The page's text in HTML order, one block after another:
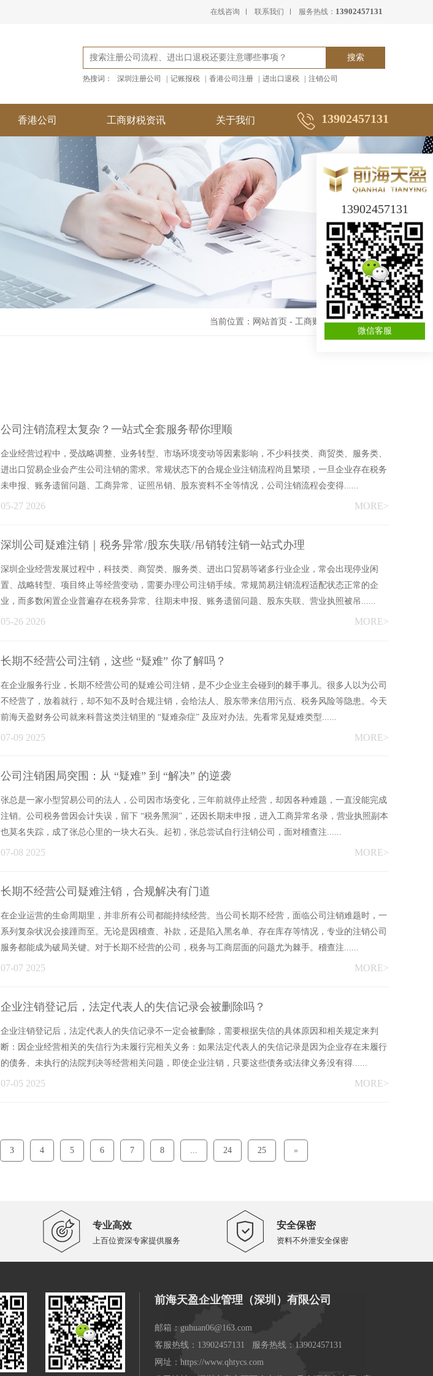
在线咨询 联系我们 服务热线： 13902457131
热搜词： 深圳注册公司 记账报税 香港公司注册 进出口退税 注销公司
香港公司 工商财税资讯 关于我们 13902457131
当前位置： 网站首页 - 工商财税资讯-公司注销
公司注销流程太复杂？一站式全套服务帮你理顺
企业经营过程中，受战略调整、业务转型、市场环境变动等因素影响，不少科技类、商贸类、服务类、
进出口贸易企业会产生公司注销的需求。常规状态下的合规企业注销流程尚且繁琐，一旦企业存在税务
未申报、账务遗留问题、工商异常、证照吊销、股东资料不全等情况，公司注销流程会变得......
05-27 2026 MORE>
深圳公司疑难注销｜税务异常/股东失联/吊销转注销一站式办理
深圳企业经营发展过程中，科技类、商贸类、服务类、进出口贸易等诸多行业企业，常会出现停业闲
置、战略转型、项目终止等经营变动，需要办理公司注销手续。常规简易注销流程适配状态正常的企
业，而多数闲置企业普遍存在税务异常、往期未申报、账务遗留问题、股东失联、营业执照被吊......
05-26 2026 MORE>
长期不经营公司注销，这些 “疑难” 你了解吗？
在企业服务行业，长期不经营公司的疑难公司注销，是不少企业主会碰到的棘手事儿。很多人以为公司
不经营了，放着就行，却不知不及时合规注销，会给法人、股东带来信用污点、税务风险等隐患。今天
前海天盈财务公司就来科普这类注销里的 “疑难杂症” 及应对办法。先看常见疑难类型......
07-09 2025 MORE>
公司注销困局突围：从 “疑难” 到 “解决” 的逆袭
张总是一家小型贸易公司的法人，公司因市场变化，三年前就停止经营，却因各种难题，一直没能完成
注销。公司税务曾因会计失误，留下 “税务黑洞”，还因长期未申报，进入工商异常名录，营业执照副本
也莫名失踪，成了张总心里的一块大石头。起初，张总尝试自行注销公司，面对稽查注......
07-08 2025 MORE>
长期不经营公司疑难注销，合规解决有门道
在企业运营的生命周期里，并非所有公司都能持续经营。当公司长期不经营，面临公司注销难题时，一
系列复杂状况会接踵而至。无论是因稽查、补款，还是陷入黑名单、存在库存等情况，专业的注销公司
服务都能成为破局关键。对于长期不经营的公司，税务与工商层面的问题尤为棘手。稽查注......
07-07 2025 MORE>
企业注销登记后，法定代表人的失信记录会被删除吗？
企业注销登记后，法定代表人的失信记录不一定会被删除，需要根据失信的具体原因和相关规定来判
断：因企业经营相关的失信行为未履行完相关义务：如果法定代表人的失信记录是因为企业存在未履行
的债务、未执行的法院判决等经营相关问题，即使企业注销，只要这些债务或法律义务没有得......
07-05 2025 MORE>
3 4 5 6 7 8 ... 24 25 »
专业高效
上百位资深专家提供服务
安全保密
资料不外泄安全保密
前海天盈企业管理（深圳）有限公司
邮箱：guhuan06@163.com
客服热线：13902457131 服务热线：13902457131
网址：https://www.qhtycs.com
13902457131
微信客服